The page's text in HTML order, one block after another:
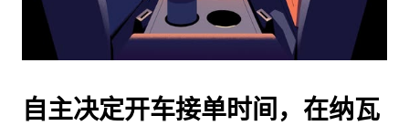
闭
日
自主决定开车接单时间，在纳瓦